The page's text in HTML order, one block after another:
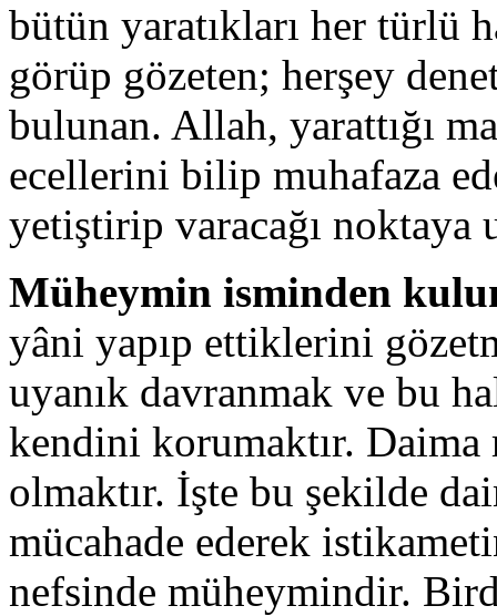
bütün yaratıkları her türlü
görüp gözeten; herşey
bulunan. Allah, yarattığı
ecellerini bilip muhafaza
yetiştirip varacağı noktaya
Müheymin isminden
yâni yapıp ettiklerini
uyanık davranmak ve bu
kendini korumaktır. Daima
olmaktır. İşte bu şekilde
mücahade ederek
nefsinde müheymindir.